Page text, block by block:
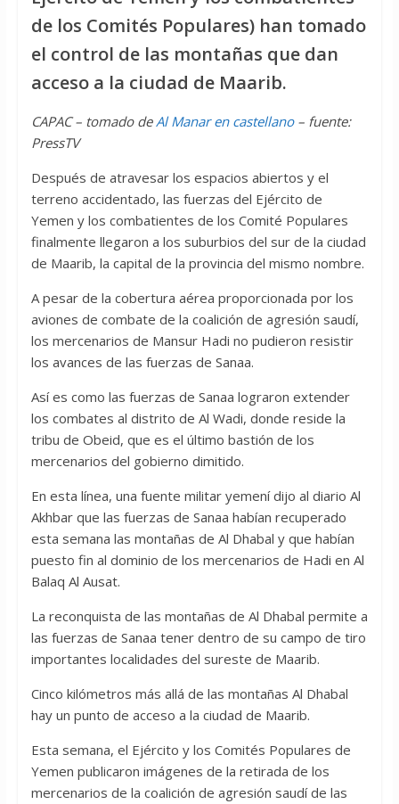
de los Comités Populares) han tomado
el control de las montañas que dan
acceso a la ciudad de Maarib.
CAPAC – tomado deAl Manar en castellano– fuente:
PressTV
Después de atravesar los espacios abiertos y el
terreno accidentado, las fuerzas del Ejército de
Yemen y los combatientes de los Comité Populares
finalmente llegaron a los suburbios del sur de la ciudad
de Maarib, la capital de la provincia del mismo nombre.
A pesar de la cobertura aérea proporcionada por los
aviones de combate de la coalición de agresión saudí,
los mercenarios de Mansur Hadi no pudieron resistir
los avances de las fuerzas de Sanaa.
Así es como las fuerzas de Sanaa lograron extender
los combates al distrito de Al Wadi, donde reside la
tribu de Obeid, que es el último bastión de los
mercenarios del gobierno dimitido.
En esta línea, una fuente militar yemení dijo al diario Al
Akhbar que las fuerzas de Sanaa habían recuperado
esta semana las montañas de Al Dhabal y que habían
puesto fin al dominio de los mercenarios de Hadi en Al
Balaq Al Ausat.
La reconquista de las montañas de Al Dhabal permite a
las fuerzas de Sanaa tener dentro de su campo de tiro
importantes localidades del sureste de Maarib.
Cinco kilómetros más allá de las montañas Al Dhabal
hay un punto de acceso a la ciudad de Maarib.
Esta semana, el Ejército y los Comités Populares de
Yemen publicaron imágenes de la retirada de los
mercenarios de la coalición de agresión saudí de las